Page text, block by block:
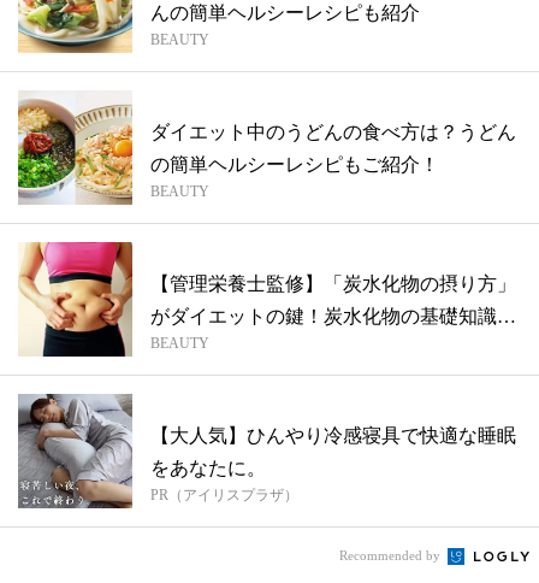
んの簡単ヘルシーレシピも紹介
BEAUTY
ダイエット中のうどんの食べ方は？うどん
の簡単ヘルシーレシピもご紹介！
BEAUTY
【管理栄養士監修】「炭水化物の摂り方」
がダイエットの鍵！炭水化物の基礎知識や
おす...
BEAUTY
【大人気】ひんやり冷感寝具で快適な睡眠
をあなたに。
PR（アイリスプラザ）
Recommended by